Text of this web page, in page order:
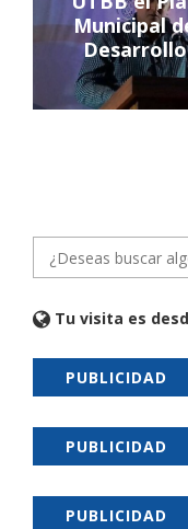
Municipal
Desarrollo
Tu visita es
PUBLICIDAD
PUBLICIDAD
PUBLICIDAD